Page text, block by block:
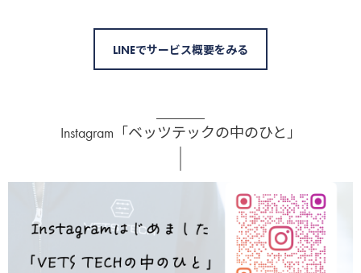
LINEでサービス概要をみる
Instagram「ベッツテックの中のひと」